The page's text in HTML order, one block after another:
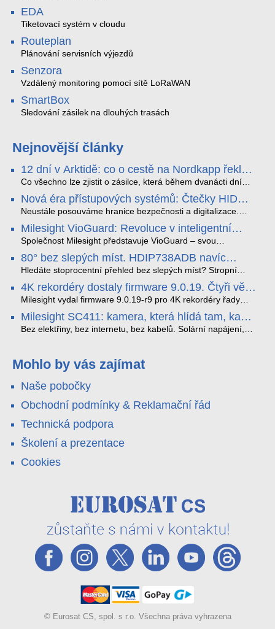
EDA
Tiketovací systém v cloudu
Routeplan
Plánování servisních výjezdů
Senzora
Vzdálený monitoring pomocí sítě LoRaWAN
SmartBox
Sledování zásilek na dlouhých trasách
Nejnovější články
12 dní v Arktidě: co o cestě na Nordkapp řekla
data ze SMARTBOX 2 MAX
Co všechno lze zjistit o zásilce, která během dvanácti dní
projede Arktidou? SMARTBOX 2 MAX jsme vzali na trasu z
Tromsø přes Lofoty, Kirunu a finské Laponsko až na
Nordkapp. Bez jediného dobití, v mrazu až −13 °C a mimo
otřesy i náklon. Výsledkem není jen čára na mapě, ale
podrobný datový příběh celé cesty.
Nová éra přístupových systémů: Čtečky HID
Signo
Neustále posouváme hranice bezpečnosti a digitalizace.
v oblasti kontroly přístupu – moderní a vysoce univerzální
čtečky HID Signo.
Milesight VioGuard: Revoluce v inteligentní
detekci dopravních přestupků
Společnost Milesight představuje VioGuard – svou
dopravních přestupků. Tento systém, poháněný
sofistikovanými algoritmy umělé inteligence (AI), je navržen
tak, aby poskytoval komplexní nástroje pro vymáhání
dopravních předpisů, zvyšoval bezpečnost na silnicích a
optimalizoval plynulost dopravy v moderních městech.
80° bez slepých míst. HDIP738ADB navíc
streamuje na YouTube – bez PC.
Hledáte stoprocentní přehled bez slepých míst? Stropní
panoramatická kamera HDIP738ADB skládá obraz ze dvou
4MP senzorů SONY do jednoho čistého 180° záběru bez
zkreslení. K tomu přidává AI detekci osob a vozidel,
YouTube – bez běžícího počítače.
4K rekordéry dostaly firmware 9.0.19. Čtyři věci,
které musíte vědět.
Milesight vydal firmware 9.0.19-r9 pro 4K rekordéry řady
které vám zjednoduší práci – a jedna z nich vám ušetří
spoustu zbytečných výjezdů k zákazníkům.
Milesight SC411: kamera, která hlídá tam, kam
kabel nedosáhne
Bez elektřiny, bez internetu, bez kabelů. Solární napájení,
váš telefon. Podívejte se na video.
Mohlo by vás zajímat
Naše pobočky
Obchodní podmínky & Reklamační řád
Technická podpora
Školení a prezentace
Cookies
© Eurosat CS, spol. s r.o. Všechna práva vyhrazena